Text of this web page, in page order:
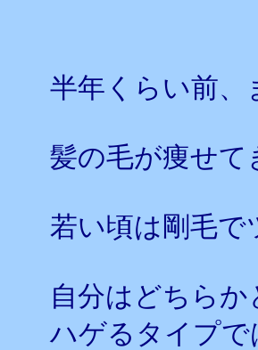
半年くらい前、
髪の毛が痩せ
若い頃は剛毛
自分はどちら
ハゲるタイプ